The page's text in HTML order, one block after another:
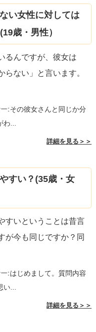
い女性に対しては
歳・男性）
るんですが、彼女は
らない」と言います。
:その彼女さんと同じか分
わ...
詳細を見る＞＞
すい？(35歳・女
すいということは昔言
が今も同じですか？同
:はじめまして。質問内容
い...
詳細を見る＞＞